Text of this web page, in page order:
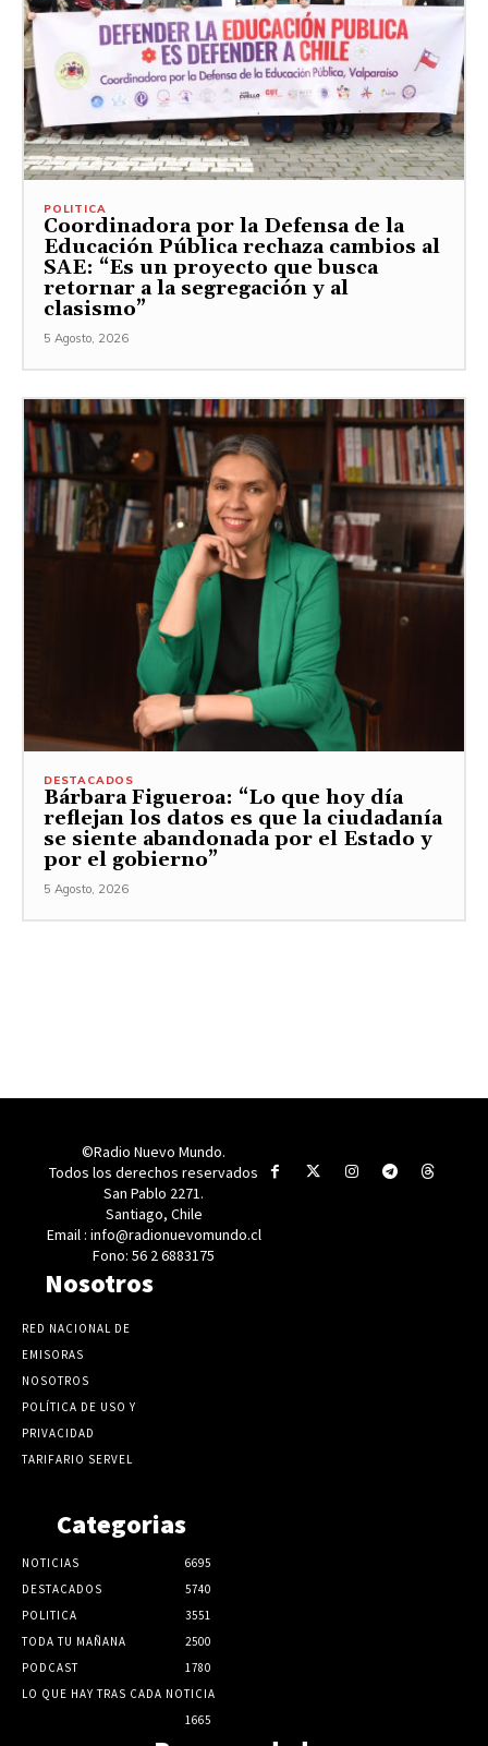
POLITICA
Coordinadora por la Defensa de la
Educación Pública rechaza cambios al
SAE: “Es un proyecto que busca
retornar a la segregación y al
clasismo”
5 Agosto, 2026
DESTACADOS
Bárbara Figueroa: “Lo que hoy día
reflejan los datos es que la ciudadanía
se siente abandonada por el Estado y
por el gobierno”
5 Agosto, 2026
©Radio Nuevo Mundo.
Todos los derechos reservados
San Pablo 2271.
Santiago, Chile
Email : info@radionuevomundo.cl
Fono: 56 2 6883175
Nosotros
RED NACIONAL DE
EMISORAS
NOSOTROS
POLÍTICA DE USO Y
PRIVACIDAD
TARIFARIO SERVEL
Categorias
NOTICIAS
6695
DESTACADOS
5740
POLITICA
3551
TODA TU MAÑANA
2500
PODCAST
1780
LO QUE HAY TRAS CADA NOTICIA
1665